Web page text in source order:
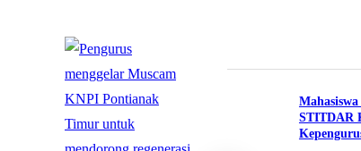
Pendidikan
Pengalaman dan
STITDAR